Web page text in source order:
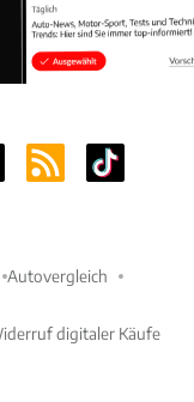
Autovergleich
digitaler Käufe